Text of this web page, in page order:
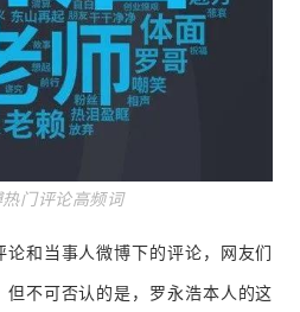
门评论高频词
和当事人微博下的评论，网友们
但不可否认的是，罗永浩本人的这